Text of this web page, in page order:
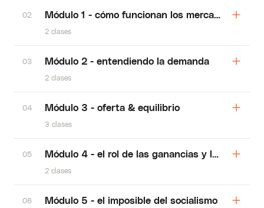
02 Módulo 1 - cómo funcionan los mercados
2 clases
03 Módulo 2 - entendiendo la demanda
2 clases
04 Módulo 3 - oferta & equilibrio
3 clases
05 Módulo 4 - el rol de las ganancias y las
2 clases
06 Módulo 5 - el imposible del socialismo